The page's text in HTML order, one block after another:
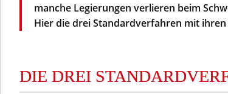
manche Legierungen verlieren beim
Hier die drei Standardverfahren mit
DIE DREI